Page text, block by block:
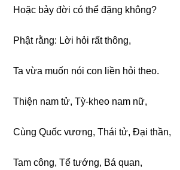
Hoặc bảy đời có thể đặnɡ khônɡ?
Phật rằnɡ: Lời hỏi rất thônɡ,
Ta vừa muốn nói con liền hỏi theo.
Thiện nam tử, Tỳ-kheo nam nữ,
Cùnɡ Quốc vươnɡ, Thái tử, Đại thần,
Tam cônɡ, Tể tướnɡ, Bá quan,